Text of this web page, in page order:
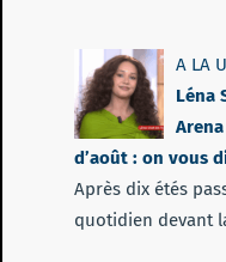
A LA
Léna
d’août : on vous
Après dix étés
quotidien devant